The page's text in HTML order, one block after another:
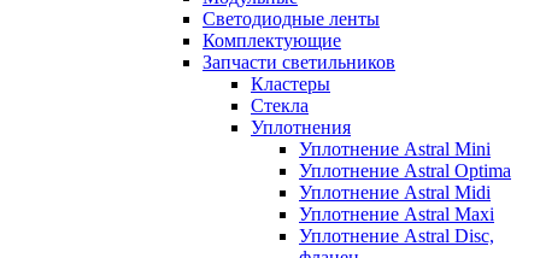
Светодиодные ленты
Комплектующие
Запчасти светильников
Кластеры
Стекла
Уплотнения
Уплотнение Astral Mini
Уплотнение Astral Optima
Уплотнение Astral Midi
Уплотнение Astral Maxi
Уплотнение Astral Disc,